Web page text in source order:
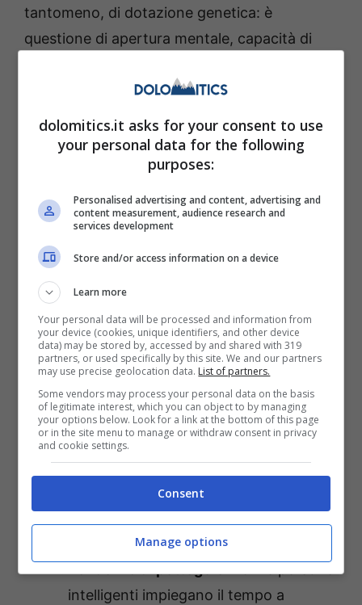
tantomeno, di dotazione genetica: è
questione di apertura mentale, capacità di
ascoltare e analizzare. Chi ha un Quoziente
Intellettivo basso non è nato sfortunato –
salvo casi di malattie mentali ovviamente –
ma, semplicemente, non allena mai certe
capacità che tutti abbiamo.
Ecco le 5 abitudini tipiche di chi ha un QI basso/Dolomitics.it
Come riconoscere una persona poco
intelligente? Da queste 5 abitudini!
intelligenti impiegano il tempo a
dolomitics.it asks for your consent to use
your personal data for the following
purposes:
Personalised advertising and content, advertising and
content measurement, audience research and
services development
Store and/or access information on a device
Learn more
Your personal data will be processed and information from
your device (cookies, unique identifiers, and other device
data) may be stored by, accessed by and shared with 319
partners, or used specifically by this site. We and our partners
may use precise geolocation data. List of partners.
Some vendors may process your personal data on the basis
of legitimate interest, which you can object to by managing
your options below. Look for a link at the bottom of this page
or in the site menu to manage or withdraw consent in privacy
and cookie settings.
Consent
Manage options